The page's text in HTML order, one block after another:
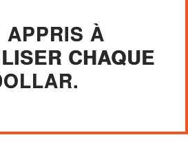
À
CHAQUE